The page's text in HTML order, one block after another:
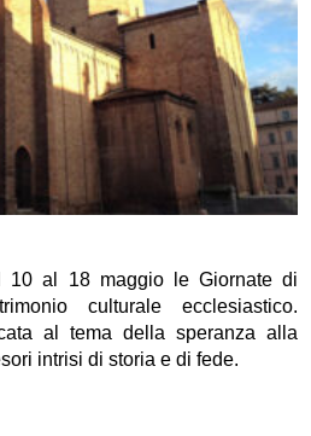
10 al 18 maggio le Giornate di
culturale ecclesiastico.
al tema della speranza alla
intrisi di storia e di fede.